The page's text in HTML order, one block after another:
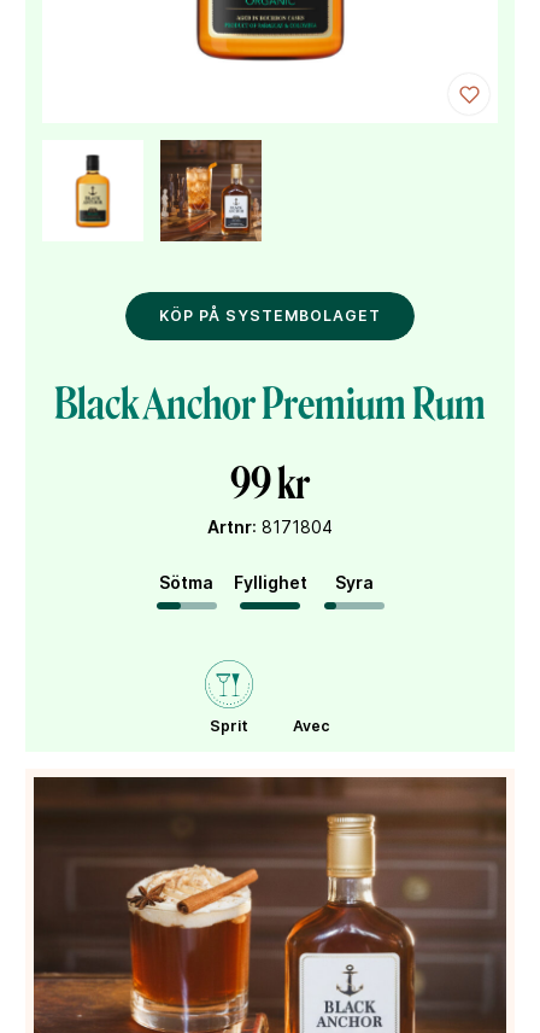
Black Anchor Premium Rum
99 kr
Artnr: 8171804
KÖP PÅ SYSTEMBOLAGET
Sötma Fyllighet Syra
Sprit Avec